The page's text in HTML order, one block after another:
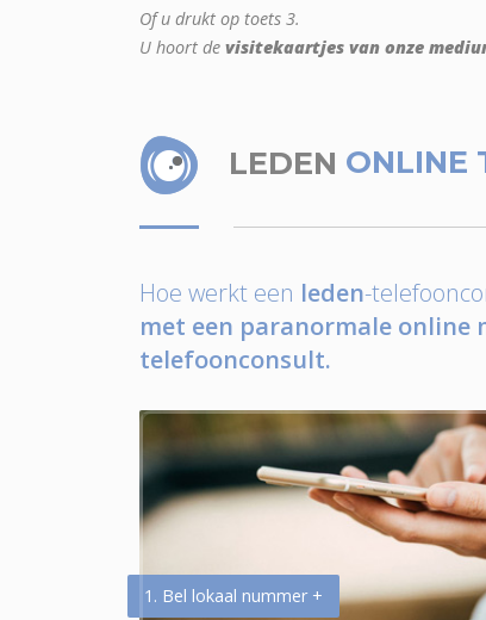
Of u drukt op toets 3.
U hoort de visitekaartjes van onze
LEDEN ONLINE
Hoe werkt een leden-
met een paranormale online
telefoonconsult.
1. Bel lokaal nummer +